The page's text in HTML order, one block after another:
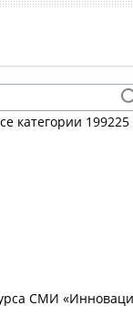
категории 199225
СМИ